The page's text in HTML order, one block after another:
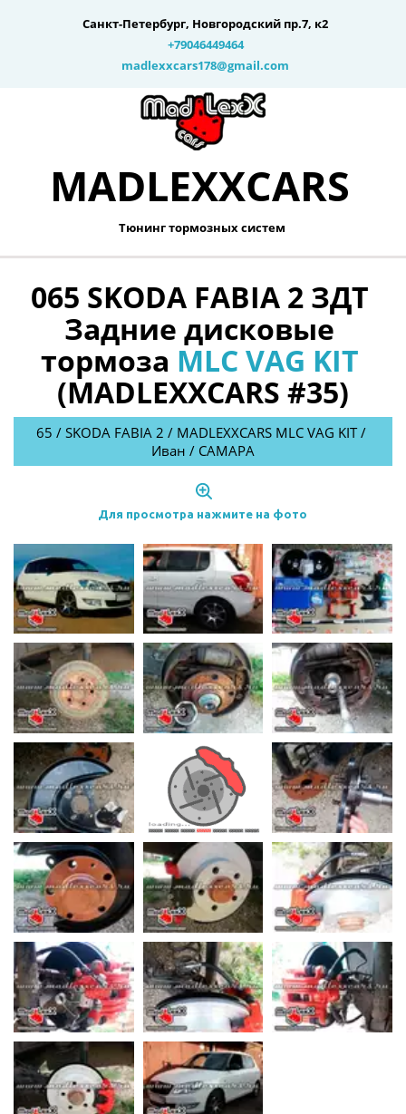
+79046449464
Санкт-Петербург, Новгородский пр.7, к2
madlexxcars178@gmail.com
MADLEXXCARS­­
Тюнинг тормозных систем
065 SKODA FABIA 2 ЗДТ
Задние дисковые
тормоза MLC VAG KIT
(MADLEXXCARS #35)
65 / SKODA FABIA 2 / MADLEXXCARS MLC VAG KIT /
Иван / САМАРА
Для просмотра нажмите на фото